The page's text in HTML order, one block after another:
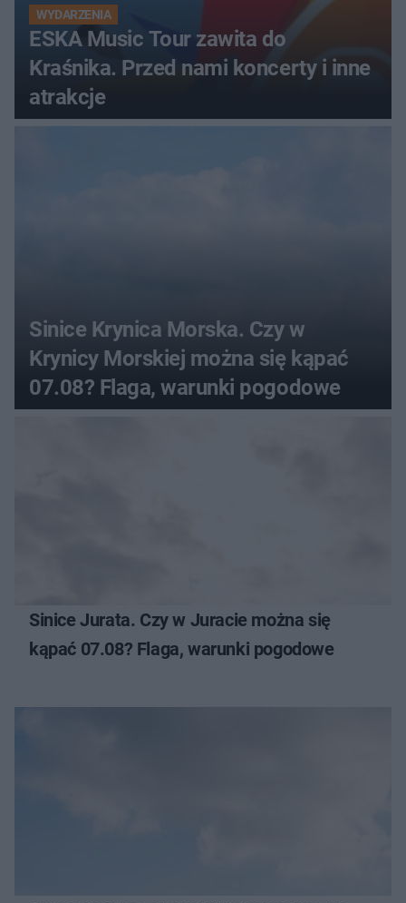
WYDARZENIA
ESKA Music Tour zawita do
Kraśnika. Przed nami koncerty i inne
atrakcje
Sinice Krynica Morska. Czy w
Krynicy Morskiej można się kąpać
07.08? Flaga, warunki pogodowe
Sinice Jurata. Czy w Juracie można się
kąpać 07.08? Flaga, warunki pogodowe